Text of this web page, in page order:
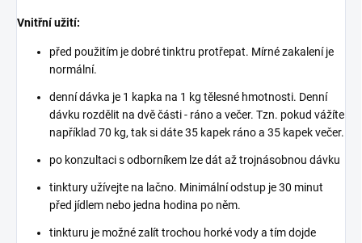
Vnitřní užití:
před použitím je dobré tinktru protřepat. Mírné zakalení je
normální.
denní dávka je 1 kapka na 1 kg tělesné hmotnosti. Denní
dávku rozdělit na dvě části - ráno a večer. Tzn. pokud vážíte
například 70 kg, tak si dáte 35 kapek ráno a 35 kapek večer.
po konzultaci s odborníkem lze dát až trojnásobnou dávku
tinktury užívejte na lačno. Minimální odstup je 30 minut
před jídlem nebo jedna hodina po něm.
tinkturu je možné zalít trochou horké vody a tím dojde